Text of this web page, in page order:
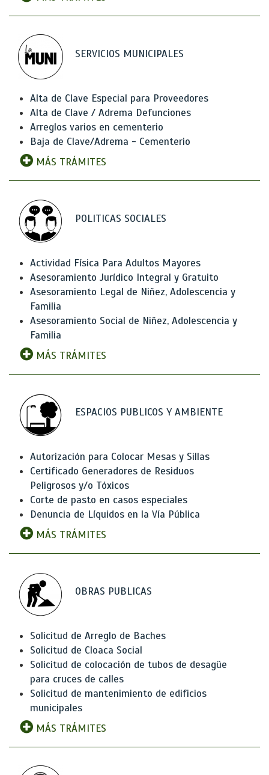
SERVICIOS MUNICIPALES
Alta de Clave Especial para Proveedores
Alta de Clave / Adrema Defunciones
Arreglos varios en cementerio
Baja de Clave/Adrema - Cementerio
MÁS TRÁMITES
POLITICAS SOCIALES
Actividad Física Para Adultos Mayores
Asesoramiento Jurídico Integral y Gratuito
Asesoramiento Legal de Niñez, Adolescencia y
Familia
Asesoramiento Social de Niñez, Adolescencia y
Familia
MÁS TRÁMITES
ESPACIOS PUBLICOS Y AMBIENTE
Autorización para Colocar Mesas y Sillas
Certificado Generadores de Residuos
Peligrosos y/o Tóxicos
Corte de pasto en casos especiales
Denuncia de Líquidos en la Vía Pública
MÁS TRÁMITES
OBRAS PUBLICAS
Solicitud de Arreglo de Baches
Solicitud de Cloaca Social
Solicitud de colocación de tubos de desagüe
para cruces de calles
Solicitud de mantenimiento de edificios
municipales
MÁS TRÁMITES